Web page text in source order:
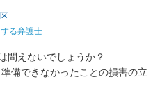
る弁護士
問えないでしょうか？
備できなかったことの損害の立